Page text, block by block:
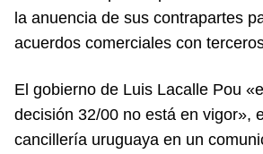
la anuencia de sus contrapartes
acuerdos comerciales con
El gobierno de Luis Lacalle Pou
decisión 32/00 no está en vigor»,
cancillería uruguaya en un